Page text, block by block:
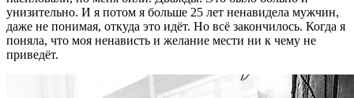
унизительно. И я потом я больше 25 лет ненавидела мужчин,
даже не понимая, откуда это идёт. Но всё закончилось. Когда я
поняла, что моя ненависть и желание мести ни к чему не
приведёт.